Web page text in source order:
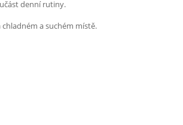
denní rutiny.
a suchém místě.